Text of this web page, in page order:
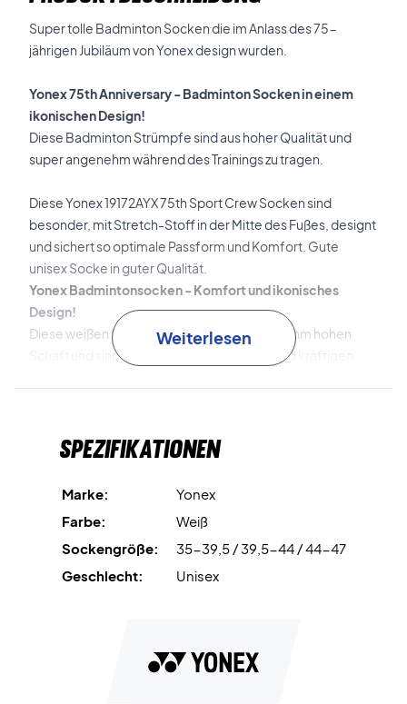
Super tolle Badminton Socken die im Anlass des 75-
jährigen Jubiläum von Yonex design wurden.
Yonex 75th Anniversary - Badminton Socken in einem
ikonischen Design!
Diese Badminton Strümpfe sind aus hoher Qualität und
super angenehm während des Trainings zu tragen.
Diese Yonex 19172AYX 75th Sport Crew Socken sind
besonder, mit Stretch-Stoff in der Mitte des Fußes, designt
und sichert so optimale Passform und Komfort. Gute
unisex Socke in guter Qualität.
Yonex Badmintonsocken - Komfort und ikonisches
Design!
Diese weißen Strümpfe haben einen angenehm hohen
Schaft und sind aus einem super weichen und kräftigen
die ultimativ beste Qualität und Haltbarkeit möchte.
Farbe: Weiß mit rotem und blauen Streifen.
Weiterlesen
Spezifikationen
Marke:
Yonex
Farbe:
Weiß
Sockengröße:
35-39,5 / 39,5-44 / 44-47
Geschlecht:
Unisex